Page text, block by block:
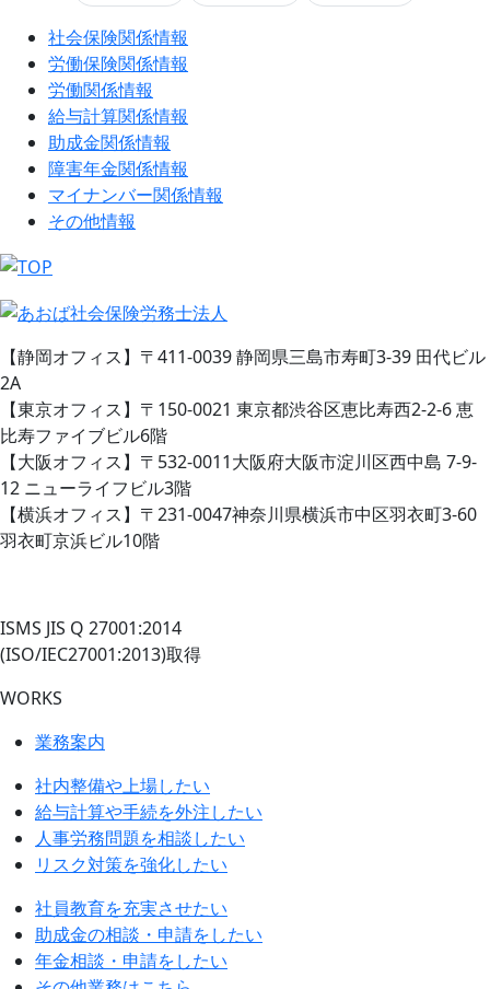
社会保険関係情報
労働保険関係情報
労働関係情報
給与計算関係情報
助成金関係情報
障害年金関係情報
マイナンバー関係情報
その他情報
【静岡オフィス】〒411-0039 静岡県三島市寿町3-39 田代ビル
2A
【東京オフィス】〒150-0021 東京都渋谷区恵比寿西2-2-6 恵
比寿ファイブビル6階
【大阪オフィス】〒532-0011大阪府大阪市淀川区西中島 7-9-
12 ニューライフビル3階
【横浜オフィス】〒231-0047神奈川県横浜市中区羽衣町3-60
羽衣町京浜ビル10階
ISMS JIS Q 27001:2014
(ISO/IEC27001:2013)取得
WORKS
業務案内
社内整備や上場したい
給与計算や手続を外注したい
人事労務問題を相談したい
リスク対策を強化したい
社員教育を充実させたい
助成金の相談・申請をしたい
年金相談・申請をしたい